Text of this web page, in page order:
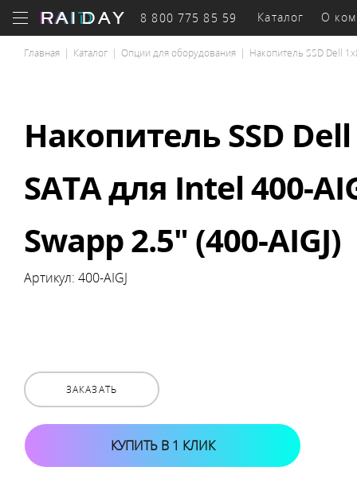
8 800 775 85 59 Каталог
Серверы
Системы
хранения
О
Главная | Каталог | Опции для оборудования | Накопитель SSD Dell
Накопитель SSD
SATA для Intel 400-
Swapp 2.5" (400-AIGJ)
Артикул: 400-AIGJ
ЗАКАЗАТЬ
КУПИТЬ В 1 КЛИК